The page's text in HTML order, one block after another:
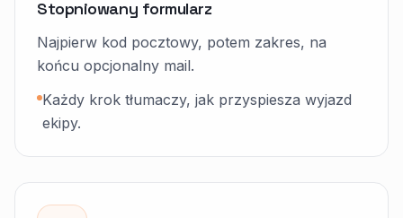
Stopniowany formularz
Najpierw kod pocztowy, potem zakres, na
końcu opcjonalny mail.
Każdy krok tłumaczy, jak przyspiesza wyjazd
ekipy.